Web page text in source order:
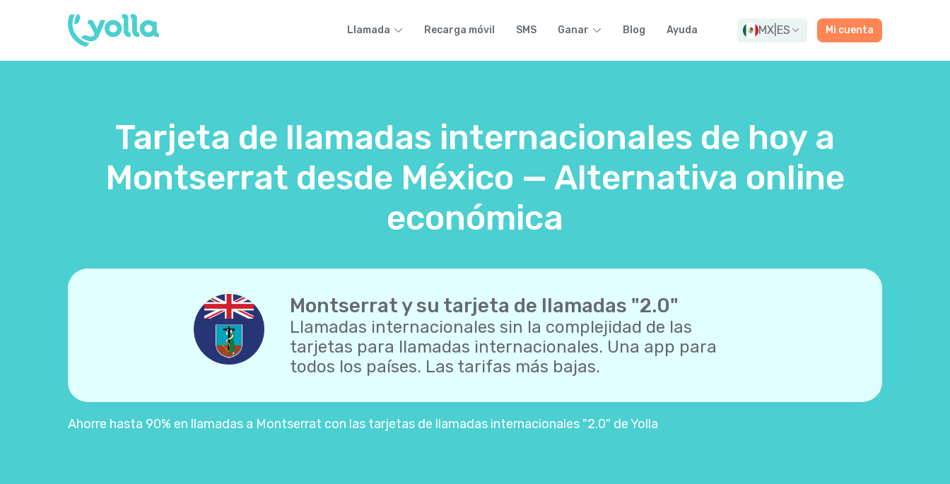
Llamada Recarga móvil SMS Ganar Blog Ayuda MX ES Mi cuenta
Tarjeta de llamadas internacionales de hoy a
Montserrat desde México — Alternativa online
económica
Montserrat y su tarjeta de llamadas "2.0"
Llamadas internacionales sin la complejidad de las
tarjetas para llamadas internacionales. Una app para
todos los países. Las tarifas más bajas.
Ahorre hasta 90% en llamadas a Montserrat con las tarjetas de llamadas internacionales "2.0" de Yolla